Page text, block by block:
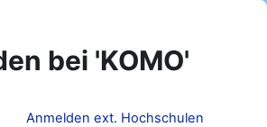
bei 'KOMO'
Anmelden ext. Hochschulen